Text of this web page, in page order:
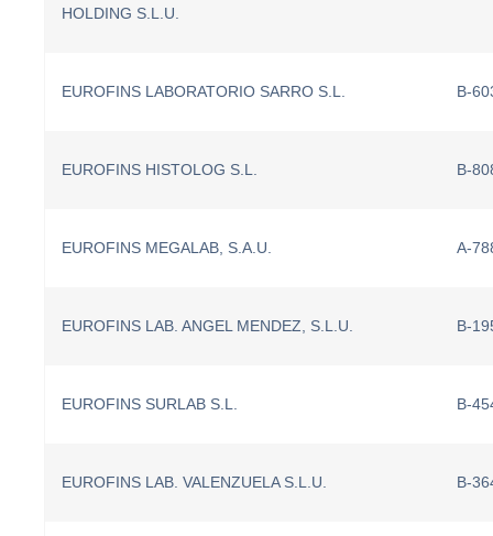
HOLDING S.L.U.
EUROFINS LABORATORIO SARRO S.L. B-
EUROFINS HISTOLOG S.L. B-
EUROFINS MEGALAB, S.A.U. A-
EUROFINS LAB. ANGEL MENDEZ, S.L.U. B-
EUROFINS SURLAB S.L. B-
EUROFINS LAB. VALENZUELA S.L.U. B-